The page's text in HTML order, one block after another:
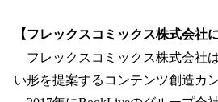
【フレックスコミックス株式会社
フレックスコミックス株式会社
い形を提案するコンテンツ創造カ